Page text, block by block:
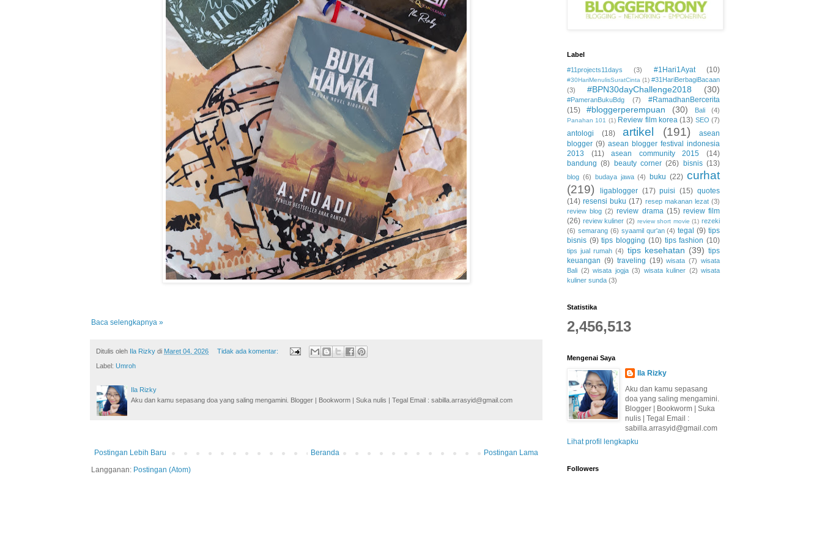
Baca selengkapnya »
Ditulis oleh Ila Rizky di Maret 04, 2026 Tidak ada komentar:
Label: Umroh
Ila Rizky
Aku dan kamu sepasang doa yang saling mengamini. Blogger | Bookworm | Suka nulis | Tegal Email : sabilla.arrasyid@gmail.com
Postingan Lebih Baru Postingan Lama
Beranda
Langganan: Postingan (Atom)
Label
#11projects11days (3) #1Hari1Ayat (10)
#30HariMenulisSuratCinta (1) #31HariBerbagiBacaan
(3)
#BPN30dayChallenge2018 (30)
#PameranBukuBdg (7)
#RamadhanBercerita
(15)
#bloggerperempuan (30) Bali (4)
Panahan 101 (1) Review film korea (13) SEO (7)
antologi (18) artikel (191)
asean
blogger (9) asean blogger festival indonesia
2013
(11) asean community 2015
(14)
bandung (8) beauty corner (26) bisnis (13)
blog (6) budaya jawa (4) buku (22) curhat
(219)
ligablogger (17) puisi (15) quotes
(14) resensi buku (17) resep makanan lezat (3)
review blog (2) review drama (15) review film
(26) review kuliner (2) review short movie (1) rezeki
(6) semarang (6) syaamil qur'an (4) tegal (9) tips
bisnis (9) tips blogging (10) tips fashion (10)
tips jual rumah (4) tips kesehatan (39) tips
keuangan (9) traveling (19) wisata (7) wisata
Bali (2) wisata jogja (3) wisata kuliner (2) wisata
kuliner sunda (3)
Statistika
2,456,513
Mengenai Saya
Ila Rizky
Aku dan kamu sepasang
doa yang saling mengamini.
Blogger | Bookworm | Suka
nulis | Tegal Email :
sabilla.arrasyid@gmail.com
Lihat profil lengkapku
Followers